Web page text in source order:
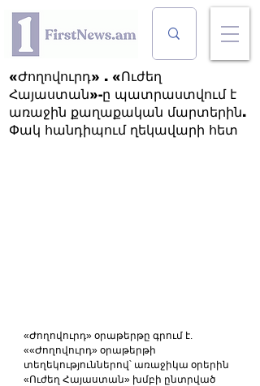
«Ժողովուրդ» . «Ուժեղ
Հայաստան»-ը պատրաստվում է
առաջին քաղաքական մարտերին.
Փակ հանդիպում ղեկավարի հետ
«Ժողովուրդ» օրաթերթը գրում է.
««Ժողովուրդ» օրաթերթի
տեղեկություններով՝ առաջիկա օրերին
«Ուժեղ Հայաստան» խմբի ընտրված